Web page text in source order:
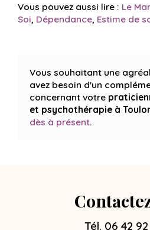
Vous pouvez aussi lire : Le
Soi, Dépendance, Estime de
Vous souhaitant une
avez besoin d'un
concernant votre
et psychothérapie à
dès à présent.
Tél. 06 42